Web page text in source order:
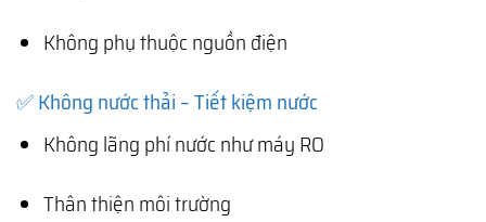
Không phụ thuộc nguồn điện
✅ Không nước thải – Tiết kiệm nước
Không lãng phí nước như máy RO
Thân thiện môi trường